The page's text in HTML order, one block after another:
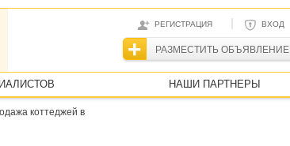
РЕГИСТРАЦИЯ | ВХОД
РАЗМЕСТИТЬ ОБЪЯВЛЕНИЕ
НАШИ ПАРТНЕРЫ
коттеджей в